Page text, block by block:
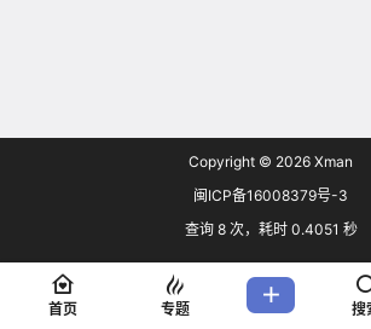
Copyright © 2026 Xman
闽ICP备16008379号-3
查询 8 次，耗时 0.4051 秒
首页 专题 搜